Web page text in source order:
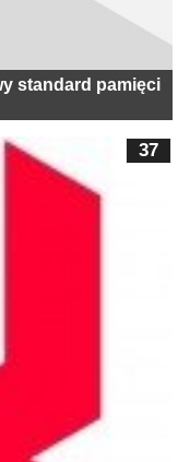
standard pamięci
37